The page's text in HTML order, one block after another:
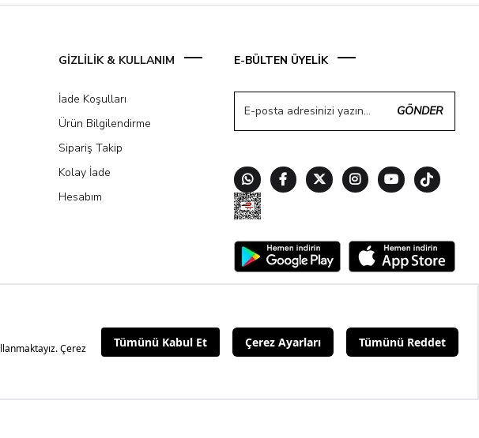
GİZLİLİK & KULLANIM
İade Koşulları
Ürün Bilgilendirme
Sipariş Takip
Kolay İade
Hesabım
E-BÜLTEN ÜYELİK
GÖNDER